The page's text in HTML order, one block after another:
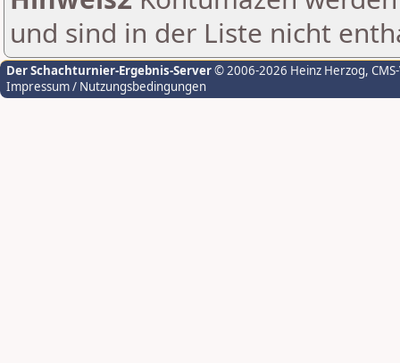
und sind in der Liste nicht
Der Schachturnier-Ergebnis-Server© 2006-2026 Heinz Herzog,
Impressum / Nutzungsbedingungen